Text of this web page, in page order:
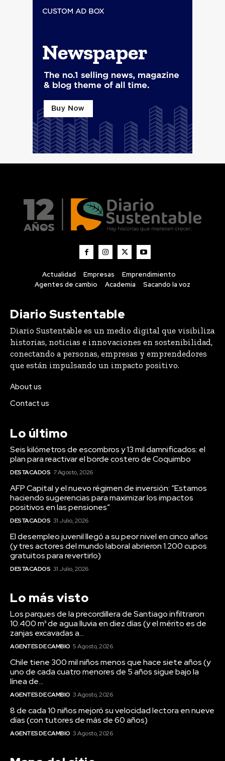
Actualidad Empresas
Emprendimiento
Agentes de cambio
Academia Sacando la voz
Diario Sustentable
Diario Sustentable es un medio digital que visibiliza
historias, noticias e innovaciones en sostenibilidad,
conectando a personas, empresas y emprendedores
que están impulsando un impacto positivo.
About us
Contact us
Lo último
Seis kilómetros de escombros y 13 mil damnificados: el
plan para reactivar el borde costero de Coquimbo
DESTACADOS 7 Agosto, 2026
AFP Capital y el nuevo régimen de inversión: “Estamos
haciendo sugerencias para maximizar los impactos
positivos en las pensiones”
DESTACADOS 31 Julio, 2026
El desempleo juvenil llegó a su peor nivel en cinco años
(y tres actores del mundo laboral abrieron 1.200 cupos
gratuitos para revertirlo)
DESTACADOS 31 Julio, 2026
Lo más visto
Los parques de la precordillera de Santiago infiltraron
10.400 m³ de agua lluvia en diez días (y el mérito es de
zanjas excavadas a...
AGENTES DE CAMBIO 5 Agosto, 2026
Chile tiene 300 mil niños menos que hace siete años (y
uno de cada cuatro menores de 5 años sigue bajo la
línea de...
AGENTES DE CAMBIO 3 Agosto, 2026
8 de cada 10 niños mejoró su velocidad lectora en nueve
días (con tutores de más de 60 años)
AGENTES DE CAMBIO 3 Agosto, 2026